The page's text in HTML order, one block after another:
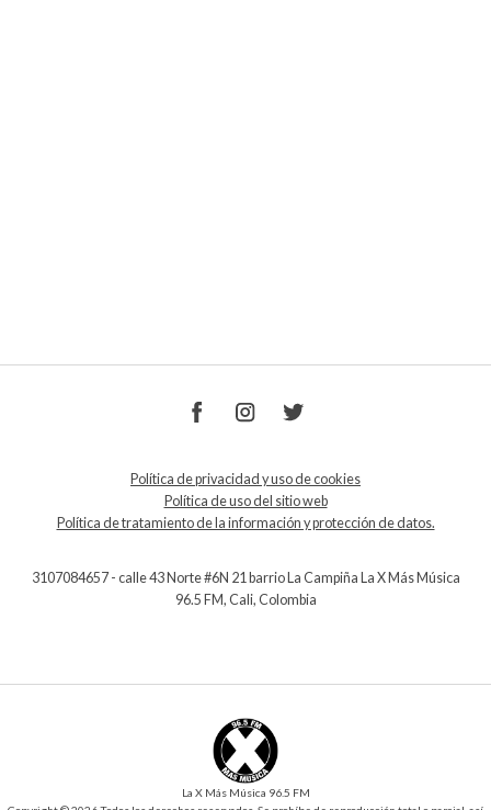
Política de privacidad y uso de cookies
Política de uso del sitio web
Política de tratamiento de la información y protección de datos.
3107084657 - calle 43 Norte #6N 21 barrio La Campiña La X Más Música
96.5 FM, Cali, Colombia
La X Más Música 96.5 FM